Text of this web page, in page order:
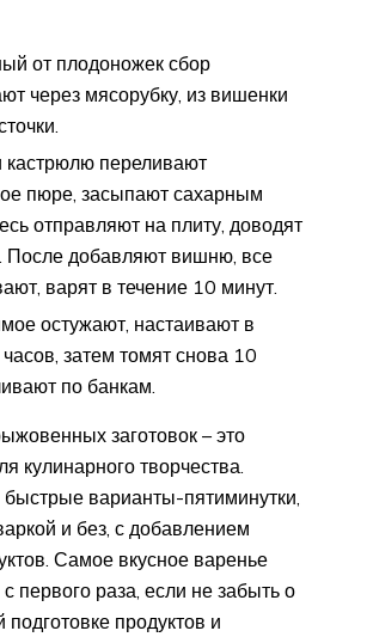
от плодоножек сбор
через мясорубку, из вишенки
кастрюлю переливают
пюре, засыпают сахарным
отправляют на плиту, доводят
После добавляют вишню, все
варят в течение 10 минут.
остужают, настаивают в
затем томят снова 10
по банкам.
заготовок – это
кулинарного творчества.
варианты-пятиминутки,
и без, с добавлением
Самое вкусное варенье
с первого раза, если не забыть о
подготовке продуктов и